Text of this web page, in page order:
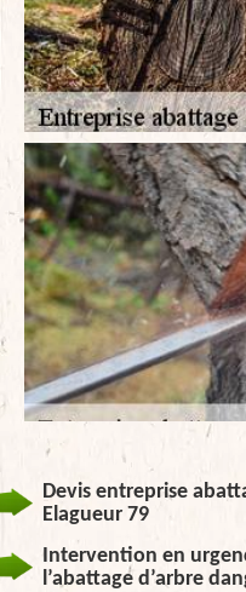
Devis entreprise
Elagueur 79
Intervention en
l’abattage d’arbre